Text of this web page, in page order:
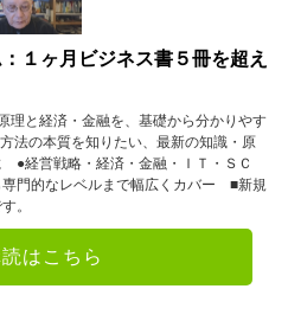
１ヶ月ビジネス書５冊を超え
理と経済・金融を、基礎から分かりやす
法の本質を知りたい、最新の知識・原
●経営戦略・経済・金融・ＩＴ・ＳＣ
専門的なレベルまで幅広くカバー ■新規
。
はこちら